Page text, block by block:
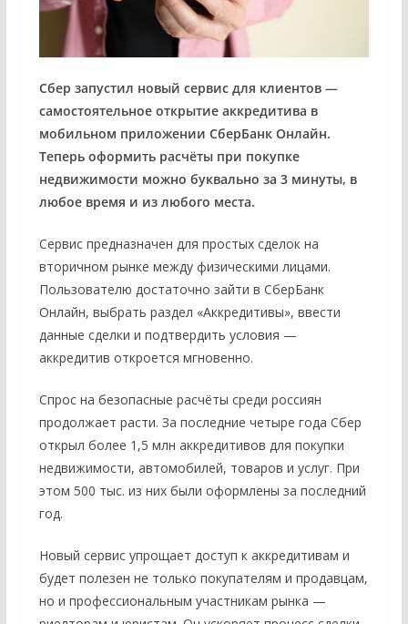
Сбер запустил новый сервис для клиентов —
самостоятельное открытие аккредитива в
мобильном приложении СберБанк Онлайн.
Теперь оформить расчёты при покупке
недвижимости можно буквально за 3 минуты, в
любое время и из любого места.
Сервис предназначен для простых сделок на
вторичном рынке между физическими лицами.
Пользователю достаточно зайти в СберБанк
Онлайн, выбрать раздел «Аккредитивы», ввести
данные сделки и подтвердить условия —
аккредитив откроется мгновенно.
Спрос на безопасные расчёты среди россиян
продолжает расти. За последние четыре года Сбер
открыл более 1,5 млн аккредитивов для покупки
недвижимости, автомобилей, товаров и услуг. При
этом 500 тыс. из них были оформлены за последний
год.
Новый сервис упрощает доступ к аккредитивам и
будет полезен не только покупателям и продавцам,
но и профессиональным участникам рынка —